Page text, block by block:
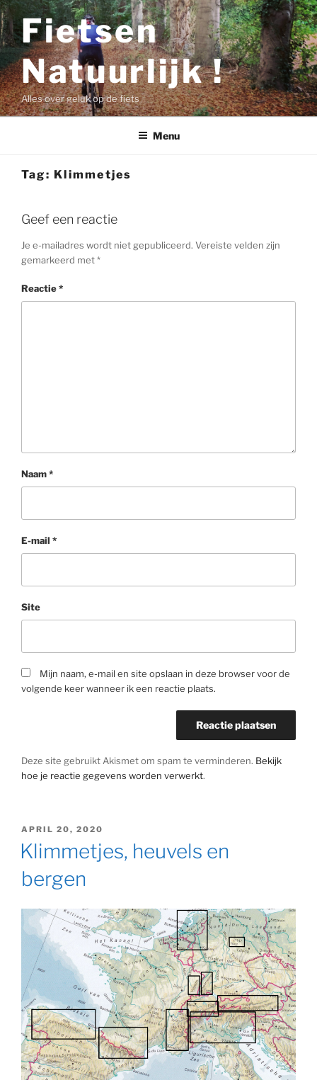
Ga
naar
de
inhoud
Fietsen
Natuurlijk !
Alles over geluk op de fiets
Menu
Tag: Klimmetjes
Geef een reactie
Je e-mailadres wordt niet gepubliceerd. Vereiste velden zijn
gemarkeerd met*
Reactie*
Naam*
E-mail *
Site
Mijn naam, e-mail en site opslaan in deze browser voor de
volgende keer wanneer ik een reactie plaats.
Deze site gebruikt Akismet om spam te verminderen. Bekijk
hoe je reactie gegevens worden verwerkt.
GEPLAATST
OP
APRIL 20, 2020
Klimmetjes, heuvels en
bergen